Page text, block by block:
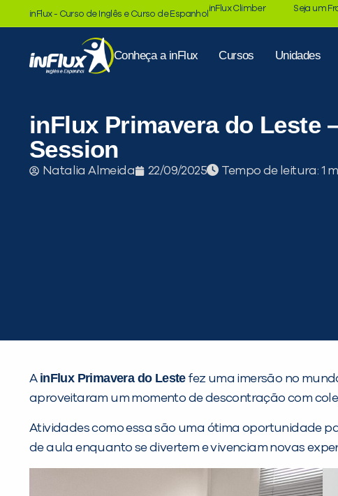
inFlux - Curso de Inglês e Curso de Espanhol
inFlux Climber Seja um
Conheça a inFlux Cursos Unidades
inFlux Primavera do Leste
Session
Natalia Almeida 22/09/2025 Tempo de leitura:
A inFlux Primavera do Lestefez uma imersão no
aproveitaram um momento de descontração com
Atividades como essa são uma ótima oportunidade
de aula enquanto se divertem e vivenciam novas